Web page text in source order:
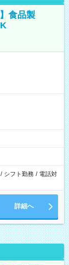
食品製
/ シフト勤務 / 電話対
詳細へ